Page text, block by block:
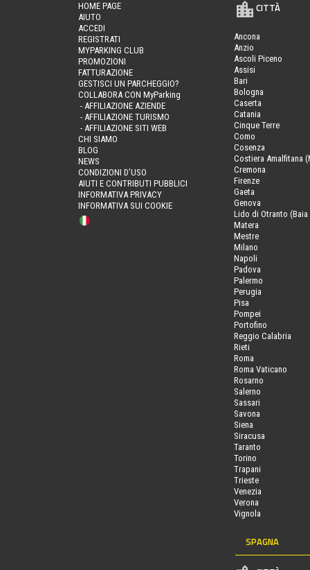
HOME PAGE
AIUTO
ACCEDI
REGISTRATI
MYPARKING CLUB
PROMOZIONI
FATTURAZIONE
GESTISCI UN PARCHEGGIO?
COLLABORA CON MyParking
- AFFILIAZIONE AZIENDE
- AFFILIAZIONE TURISMO
- AFFILIAZIONE SITI WEB
CHI SIAMO
BLOG
NEWS
CONDIZIONI D’USO
AIUTI E CONTRIBUTI PUBBLICI
INFORMATIVA PRIVACY
INFORMATIVA SUI COOKIE
CITTÀ
Ancona
Anzio
Ascoli Piceno
Assisi
Bari
Bologna
Caserta
Catania
Cinque Terre
Como
Cosenza
Costiera Amalfitana
Cremona
Firenze
Gaeta
Genova
Lido di Otranto (Baia
Matera
Mestre
Milano
Napoli
Padova
Palermo
Perugia
Pisa
Pompei
Portofino
Reggio Calabria
Rieti
Roma
Roma Vaticano
Rosarno
Salerno
Sassari
Savona
Siena
Siracusa
Taranto
Torino
Trapani
Trieste
Venezia
Verona
Vignola
SPAGNA